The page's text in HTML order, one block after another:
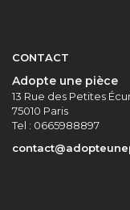
CONTACT
Adopte une pièce
13 Rue des Petites
75010 Paris
Tel : 0665988897